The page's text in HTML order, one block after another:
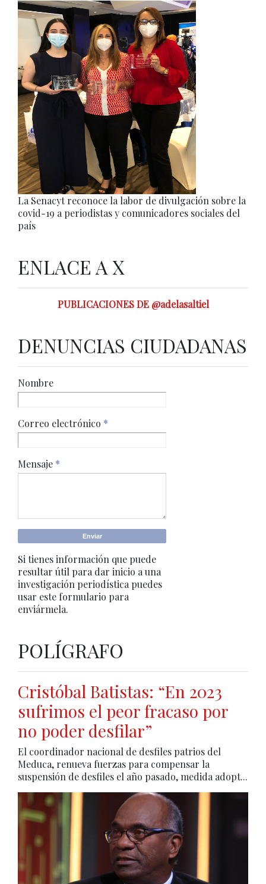
La Senacyt reconoce la labor de divulgación sobre la
covid-19 a periodistas y comunicadores sociales del
país
ENLACE A X
PUBLICACIONES DE @adelasaltiel
DENUNCIAS CIUDADANAS
Nombre
Correo electrónico *
Mensaje *
Si tienes información que puede
resultar útil para dar inicio a una
investigación periodística puedes
usar este formulario para
enviármela.
POLÍGRAFO
Cristóbal Batistas: “En 2023
sufrimos el peor fracaso por
no poder desfilar”
El coordinador nacional de desfiles patrios del
Meduca, renueva fuerzas para compensar la
suspensión de desfiles el año pasado, medida adopt...